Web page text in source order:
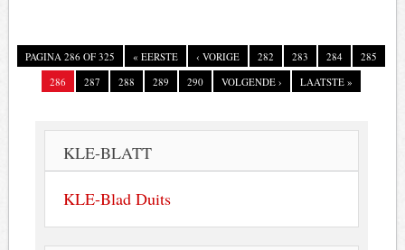
PAGINA 286 OF 325 « EERSTE ‹ VORIGE 282 283 284
285
286
287 288 289 290 VOLGENDE › LAATSTE »
KLE-BLATT
KLE-Blad Duits